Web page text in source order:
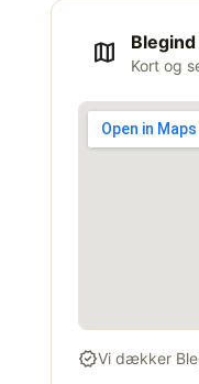
map Blegind
Kort og
verifiedVi dækker